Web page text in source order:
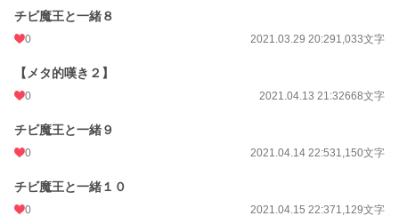
チビ魔王と一緒８
0 2021.03.29 20:291,033文字
【メタ的嘆き２】
0 2021.04.13 21:32668文字
チビ魔王と一緒９
0 2021.04.14 22:531,150文字
チビ魔王と一緒１０
0 2021.04.15 22:371,129文字